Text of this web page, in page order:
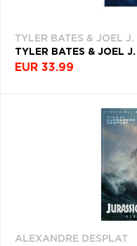
TYLER BATES & JOEL J.
EUR 33.99
ALEXANDRE DESPLAT